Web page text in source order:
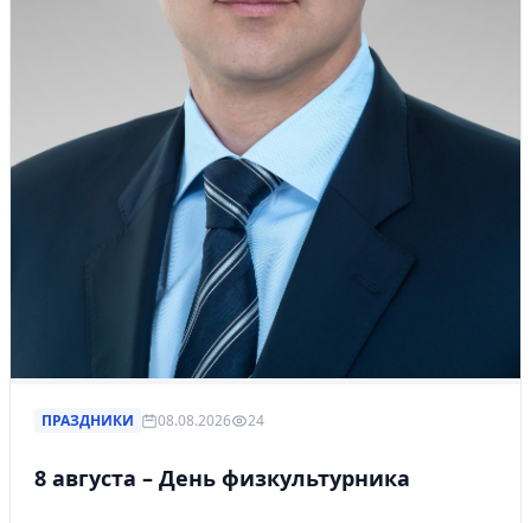
ПРАЗДНИКИ 08.08.2026 24
8 августа – День физкультурника